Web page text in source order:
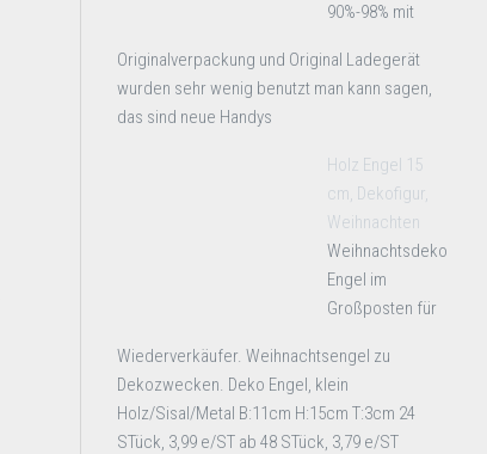
90%-98% mit
Originalverpackung und Original Ladegerät
wurden sehr wenig benutzt man kann sagen,
das sind neue Handys
Holz Engel 15
cm, Dekofigur,
Weihnachten
Weihnachtsdeko
Engel im
Großposten für
Wiederverkäufer. Weihnachtsengel zu
Dekozwecken. Deko Engel, klein
Holz/Sisal/Metal B:11cm H:15cm T:3cm 24
STück, 3,99 e/ST ab 48 STück, 3,79 e/ST